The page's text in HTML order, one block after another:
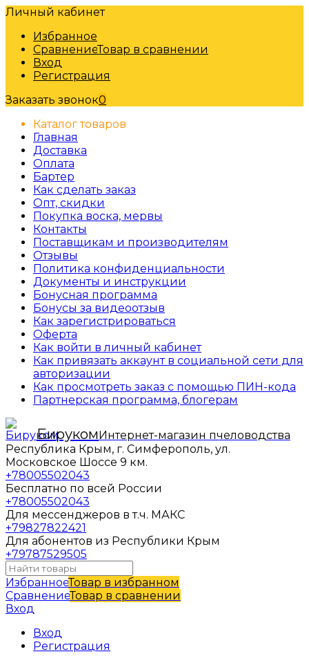
Личный кабинет
Избранное
СравнениеТовар в сравнении
Вход
Регистрация
Заказать звонок0
Каталог товаров
Главная
Доставка
Оплата
Бартер
Как сделать заказ
Опт, скидки
Покупка воска, мервы
Контакты
Поставщикам и производителям
Отзывы
Политика конфиденциальности
Документы и инструкции
Бонусная программа
Бонусы за видеоотзыв
Как зарегистрироваться
Оферта
Как войти в личный кабинет
Как привязать аккаунт в социальной сети для
авторизации
Как просмотреть заказ с помощью ПИН-кода
Партнерская программа, блогерам
БирукомИнтернет-магазин пчеловодства
Республика Крым, г. Симферополь, ул.
Московское Шоссе 9 км.
+78005502043
Бесплатно по всей России
+78005502043
Для мессенджеров в т.ч. МАКС
+79827822421
Для абонентов из Республики Крым
+79787529505
ИзбранноеТовар в избранном
СравнениеТовар в сравнении
Вход
Вход
Регистрация